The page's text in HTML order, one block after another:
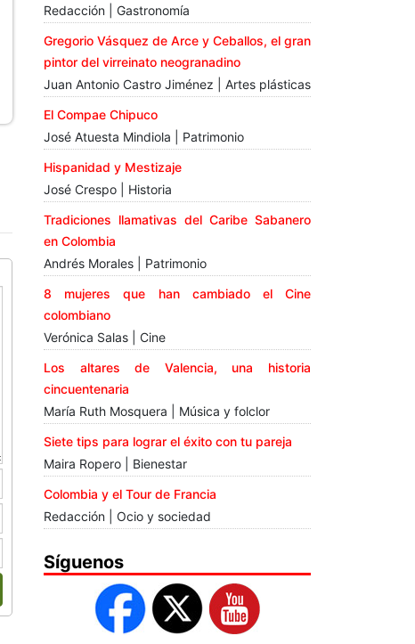
Redacción | Gastronomía
Gregorio Vásquez de Arce y Ceballos, el gran
pintor del virreinato neogranadino
Juan Antonio Castro Jiménez | Artes plásticas
El Compae Chipuco
José Atuesta Mindiola | Patrimonio
Hispanidad y Mestizaje
José Crespo | Historia
Tradiciones llamativas del Caribe Sabanero
en Colombia
Andrés Morales | Patrimonio
8 mujeres que han cambiado el Cine
colombiano
Verónica Salas | Cine
Los altares de Valencia, una historia
cincuentenaria
María Ruth Mosquera | Música y folclor
Siete tips para lograr el éxito con tu pareja
Maira Ropero | Bienestar
Colombia y el Tour de Francia
Redacción | Ocio y sociedad
Síguenos